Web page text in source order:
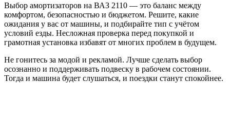
Выбор амортизаторов на ВАЗ 2110 — это баланс между
комфортом, безопасностью и бюджетом. Решите, какие
ожидания у вас от машины, и подбирайте тип с учётом
условий езды. Несложная проверка перед покупкой и
грамотная установка избавят от многих проблем в будущем.
Не гонитесь за модой и рекламой. Лучше сделать выбор
осознанно и поддерживать подвеску в рабочем состоянии.
Тогда и машина будет слушаться, и поездки станут спокойнее.